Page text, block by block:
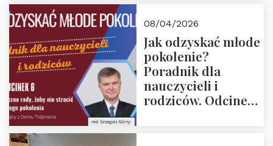
08/04/2026
Jak odzyskać młode
pokolenie?
Poradnik dla
nauczycieli i
rodziców. Odcinek